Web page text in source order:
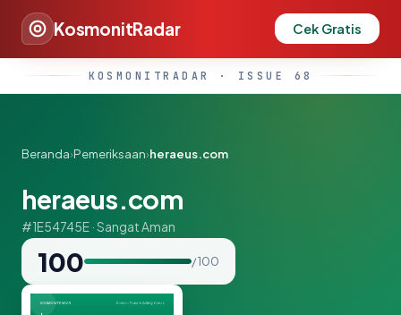
KosmonitRadar Cek Gratis
KOSMONITRADAR · ISSUE 68
Beranda›Pemeriksaan›heraeus.com
heraeus.com
#1E54745E · Sangat Aman
100 / 100